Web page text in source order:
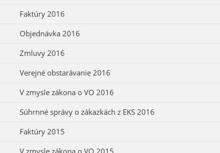
Faktúry 2016
Objednávka 2016
Zmluvy 2016
Verejné obstarávanie 2016
V zmysle zákona o VO 2016
Súhrnné správy o zákazkách z EKS 2016
Faktúry 2015
V zmysle zákona o VO 2015